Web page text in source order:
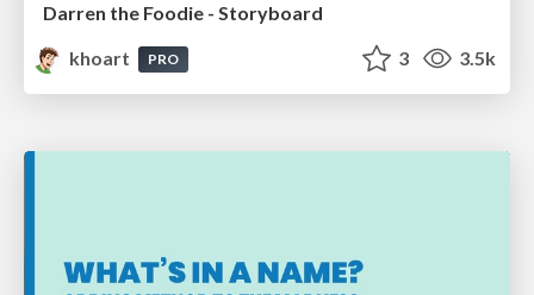
Darren the Foodie - Storyboard
khoart
PRO 3 3.5k